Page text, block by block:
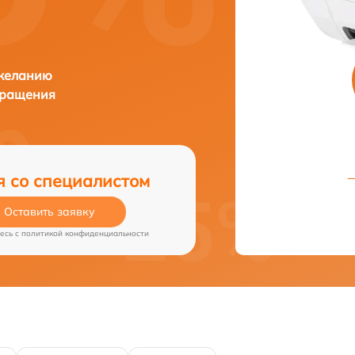
со специалистом
Оставить заявку
c политикой конфиденциальности